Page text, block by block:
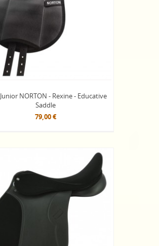
NORTON - Rexine - Educative
Saddle
79,00 €